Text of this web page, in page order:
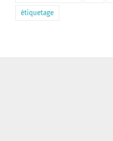
étiquetage